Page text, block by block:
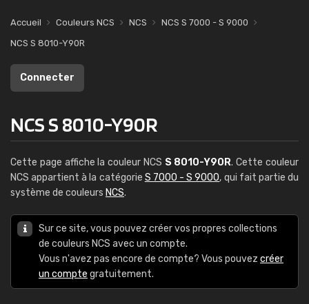
Accueil Couleurs NCS NCS
NCS S 7000 - S 9000
NCS S 8010-Y90R
Connecter
NCS S 8010-Y90R
Cette page affiche la couleur NCS S 8010-Y90R. Cette couleur
NCS appartient à la catégorie S 7000 - S 9000, qui fait partie du
système de couleurs NCS.
Sur ce site, vous pouvez créer vos propres collections
de couleurs NCS avec un compte.
Vous n'avez pas encore de compte? Vous pouvez créer
un compte gratuitement.